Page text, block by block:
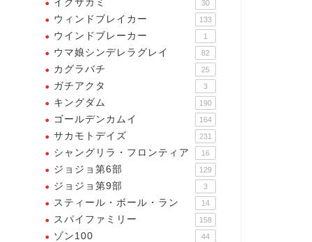
イクサガミ 30
ウィンドブレイカー 133
ウインドブレーカー 1
ウマ娘シンデレラグレイ 82
カグラバチ 25
ガチアクタ 3
キングダム 190
ゴールデンカムイ 164
サカモトデイズ 231
シャングリラ・フロンティア 16
ジョジョ第6部 129
ジョジョ第9部 3
スティール・ボール・ラン 14
スパイファミリー 158
ゾン100 44